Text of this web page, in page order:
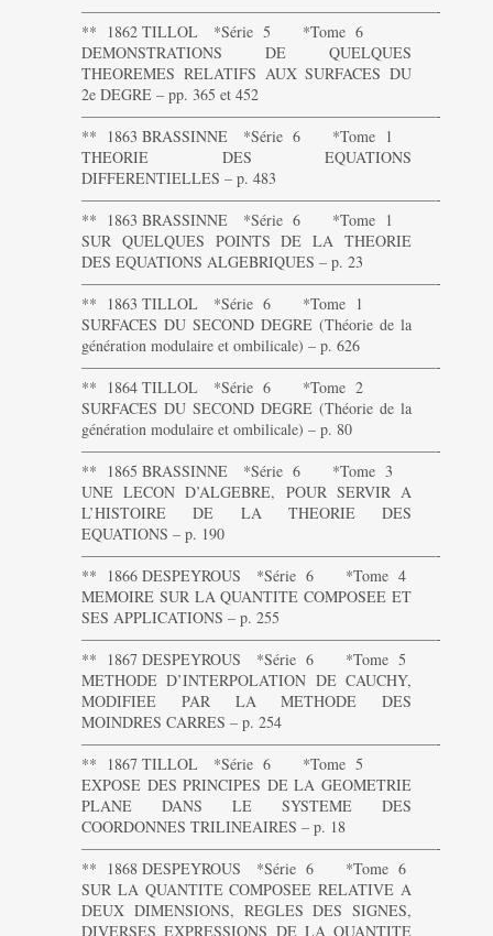
———————————————————————-
** 1862 TILLOL *Série 5 *Tome 6
DEMONSTRATIONS DE QUELQUES
THEOREMES RELATIFS AUX SURFACES DU
2e DEGRE – pp. 365 et 452
———————————————————————-
** 1863 BRASSINNE *Série 6 *Tome 1
THEORIE DES EQUATIONS
DIFFERENTIELLES – p. 483
———————————————————————-
** 1863 BRASSINNE *Série 6 *Tome 1
SUR QUELQUES POINTS DE LA THEORIE
DES EQUATIONS ALGEBRIQUES – p. 23
———————————————————————-
** 1863 TILLOL *Série 6 *Tome 1
SURFACES DU SECOND DEGRE (Théorie de la
génération modulaire et ombilicale) – p. 626
———————————————————————-
** 1864 TILLOL *Série 6 *Tome 2
SURFACES DU SECOND DEGRE (Théorie de la
génération modulaire et ombilicale) – p. 80
———————————————————————-
** 1865 BRASSINNE *Série 6 *Tome 3
UNE LECON D’ALGEBRE, POUR SERVIR A
L’HISTOIRE DE LA THEORIE DES
EQUATIONS – p. 190
———————————————————————-
** 1866 DESPEYROUS *Série 6 *Tome 4
MEMOIRE SUR LA QUANTITE COMPOSEE ET
SES APPLICATIONS – p. 255
———————————————————————-
** 1867 DESPEYROUS *Série 6 *Tome 5
METHODE D’INTERPOLATION DE CAUCHY,
MODIFIEE PAR LA METHODE DES
MOINDRES CARRES – p. 254
———————————————————————-
** 1867 TILLOL *Série 6 *Tome 5
EXPOSE DES PRINCIPES DE LA GEOMETRIE
PLANE DANS LE SYSTEME DES
COORDONNES TRILINEAIRES – p. 18
———————————————————————-
** 1868 DESPEYROUS *Série 6 *Tome 6
SUR LA QUANTITE COMPOSEE RELATIVE A
DEUX DIMENSIONS, REGLES DES SIGNES,
DIVERSES EXPRESSIONS DE LA QUANTITE